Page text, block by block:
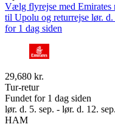
Vælg flyrejse med Emirates
til Upolu og returrejse lør.
for 1 dag siden
29,680 kr.
Tur-retur
Fundet for 1 dag siden
lør. d. 5. sep. - lør. d. 12. sep.
HAM